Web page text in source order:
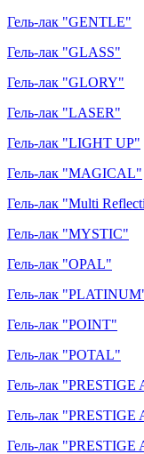
Гель-лак "GENTLE"
Гель-лак "GLASS"
Гель-лак "GLORY"
Гель-лак "LASER"
Гель-лак "LIGHT UP"
Гель-лак "MAGICAL"
Гель-лак "Multi
Гель-лак "MYSTIC"
Гель-лак "OPAL"
Гель-лак
Гель-лак "POINT"
Гель-лак "POTAL"
Гель-лак
Гель-лак
Гель-лак